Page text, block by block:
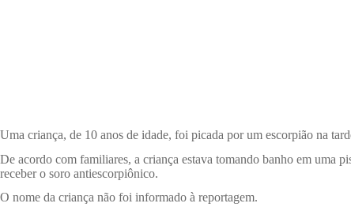
Uma criança, de 10 anos de idade, foi picada por um escorpião na
De acordo com familiares, a criança estava tomando banho em uma
receber o soro antiescorpiônico.
O nome da criança não foi informado à reportagem.